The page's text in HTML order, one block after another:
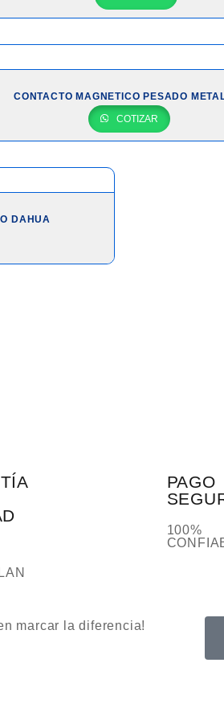
CONTACTO MAGNETICO PESADO
COTIZAR
DAHUA
PAGO
100%
marcar la diferencia!